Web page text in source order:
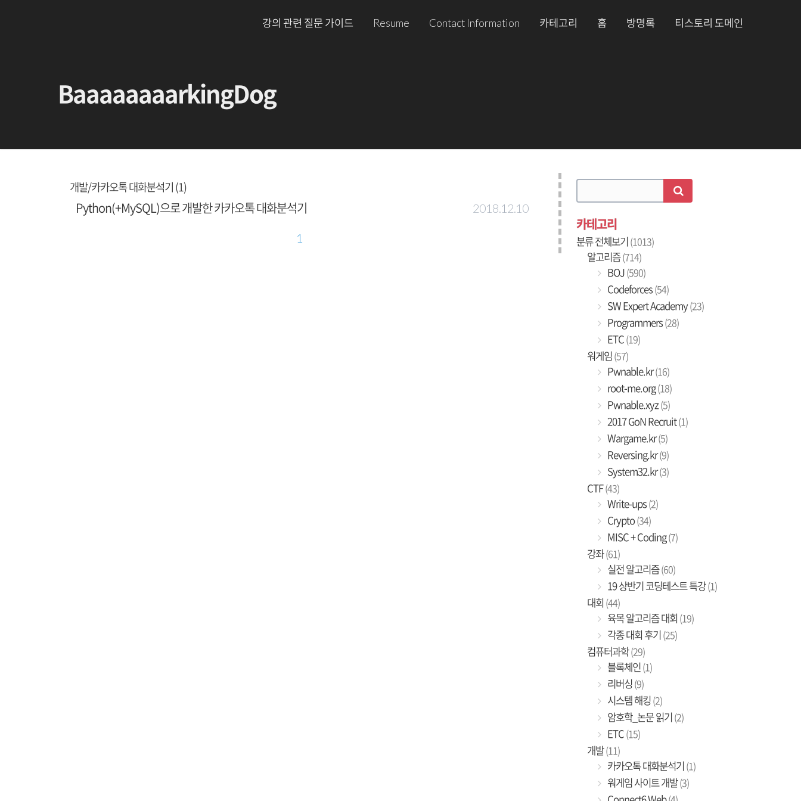
강의 관련 질문 가이드 Resume Contact Information 카테고리 홈 방명록 티스토리 도메인
BaaaaaaaarkingDog
개발/카카오톡 대화분석기 (1)
Python(+MySQL)으로 개발한 카카오톡 대화분석기 2018.12.10
1
카테고리
분류 전체보기(1013)
알고리즘(714)
BOJ(590)
Codeforces(54)
SW Expert Academy(23)
Programmers(28)
ETC(19)
워게임(57)
Pwnable.kr(16)
root-me.org(18)
Pwnable.xyz(5)
2017 GoN Recruit(1)
Wargame.kr(5)
Reversing.kr(9)
System32.kr(3)
CTF(43)
Write-ups(2)
Crypto(34)
MISC + Coding(7)
강좌(61)
실전 알고리즘(60)
19 상반기 코딩테스트 특강(1)
대회 (44)
육목 알고리즘 대회 (19)
각종 대회 후기(25)
컴퓨터과학(29)
블록체인(1)
리버싱(9)
시스템 해킹(2)
암호학_논문 읽기(2)
ETC(15)
개발(11)
카카오톡 대화분석기(1)
워게임 사이트 개발(3)